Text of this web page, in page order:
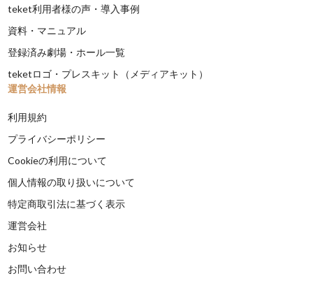
teket利用者様の声・導入事例
資料・マニュアル
登録済み劇場・ホール一覧
teketロゴ・プレスキット（メディアキット）
運営会社情報
利用規約
プライバシーポリシー
Cookieの利用について
個人情報の取り扱いについて
特定商取引法に基づく表示
運営会社
お知らせ
お問い合わせ